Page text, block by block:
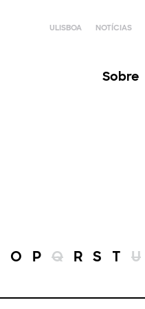
ULISBOA NOTÍCIAS
Sobre
O P Q R S T U